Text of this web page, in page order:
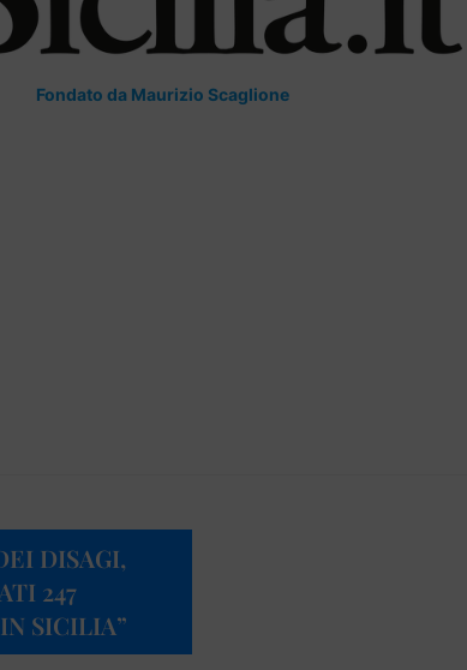
Fondato da Maurizio Scaglione
DISAGI,
247
SICILIA”